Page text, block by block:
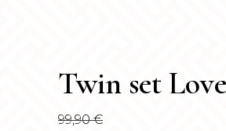
Twin set
99,90€